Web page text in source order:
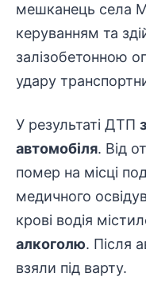
мешканець села
керуванням та
залізобетонною
удару
У результаті ДТП
автомобіля. Від
помер на місці
медичного
крові водія
алкоголю. Після
взяли під варту.